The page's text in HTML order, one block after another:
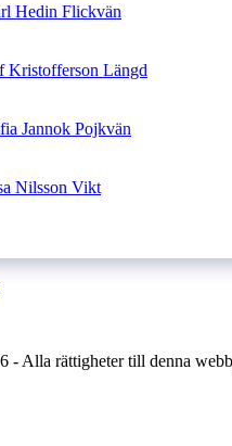
Hedin Flickvän
Kristofferson Längd
Jannok Pojkvän
Nilsson Vikt
- Alla rättigheter till denna